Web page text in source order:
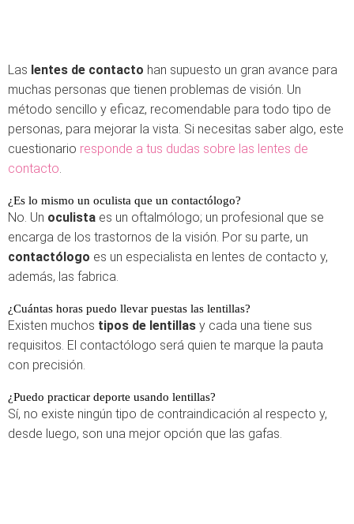
Las lentes de contacto han supuesto un gran avance para
muchas personas que tienen problemas de visión. Un
método sencillo y eficaz, recomendable para todo tipo de
personas, para mejorar la vista. Si necesitas saber algo, este
cuestionario responde a tus dudas sobre las lentes de
contacto.
¿Es lo mismo un oculista que un contactólogo?
No. Un oculista es un oftalmólogo; un profesional que se
encarga de los trastornos de la visión. Por su parte, un
contactólogo es un especialista en lentes de contacto y,
además, las fabrica.
¿Cuántas horas puedo llevar puestas las lentillas?
Existen muchos tipos de lentillas y cada una tiene sus
requisitos. El contactólogo será quien te marque la pauta
con precisión.
¿Puedo practicar deporte usando lentillas?
Sí, no existe ningún tipo de contraindicación al respecto y,
desde luego, son una mejor opción que las gafas.